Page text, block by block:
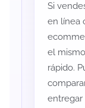
Si
en línea
el
rápido.
entregar